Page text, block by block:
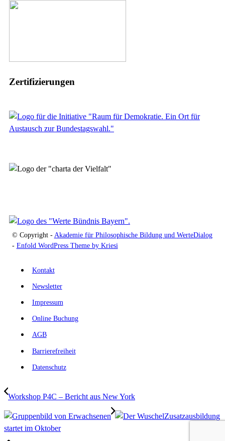
Zertifizierungen
© Copyright - Akademie für Philosophische Bildung und WerteDialog
- Enfold WordPress Theme by Kriesi
Kontakt
Newsletter
Impressum
Online Buchung
AGB
Barrierefreiheit
Datenschutz
Workshop P4C – Bericht aus New York
Zusatzausbildung
startet im Oktober